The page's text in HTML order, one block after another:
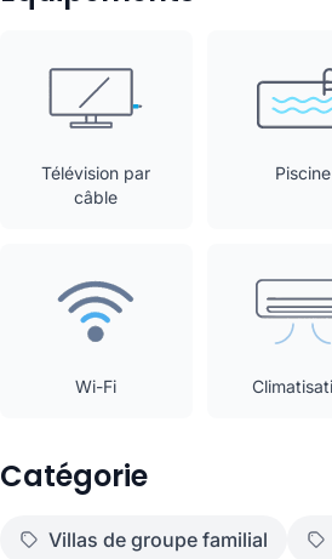
Télévision par
câble
Piscine
Wi-Fi
Catégorie
Villas de groupe familial